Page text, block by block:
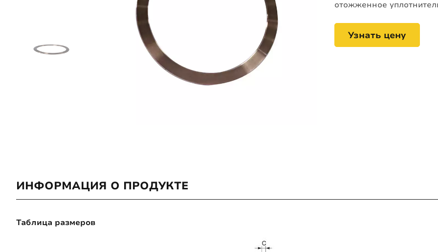
отожженное
Узнать цену
ИНФОРМАЦИЯ О ПРОДУКТЕ
Таблица размеров